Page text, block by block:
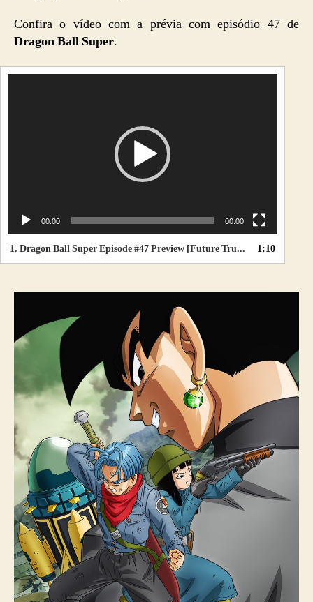
Confira o vídeo com a prévia com episódio 47 de
Dragon Ball Super.
00:00 00:00
1. Dragon Ball Super Episode #47 Preview [Future Trunks Arc] 【FULL HD】 1:10